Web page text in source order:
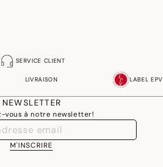
SERVICE CLIENT
LIVRAISON LABEL EPV
NEWSLETTER
vous à notre newsletter!
M'INSCRIRE